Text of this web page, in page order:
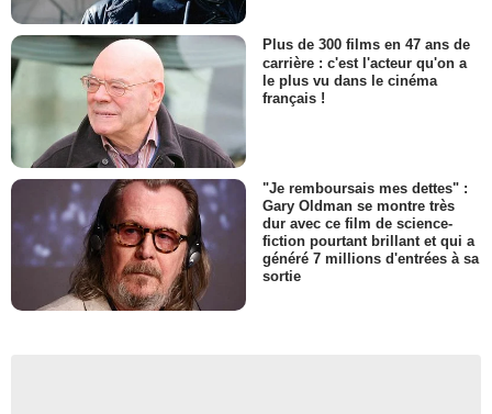
Plus de 300 films en 47 ans de
carrière : c'est l'acteur qu'on a
le plus vu dans le cinéma
français !
"Je remboursais mes dettes" :
Gary Oldman se montre très
dur avec ce film de science-
fiction pourtant brillant et qui a
généré 7 millions d'entrées à sa
sortie